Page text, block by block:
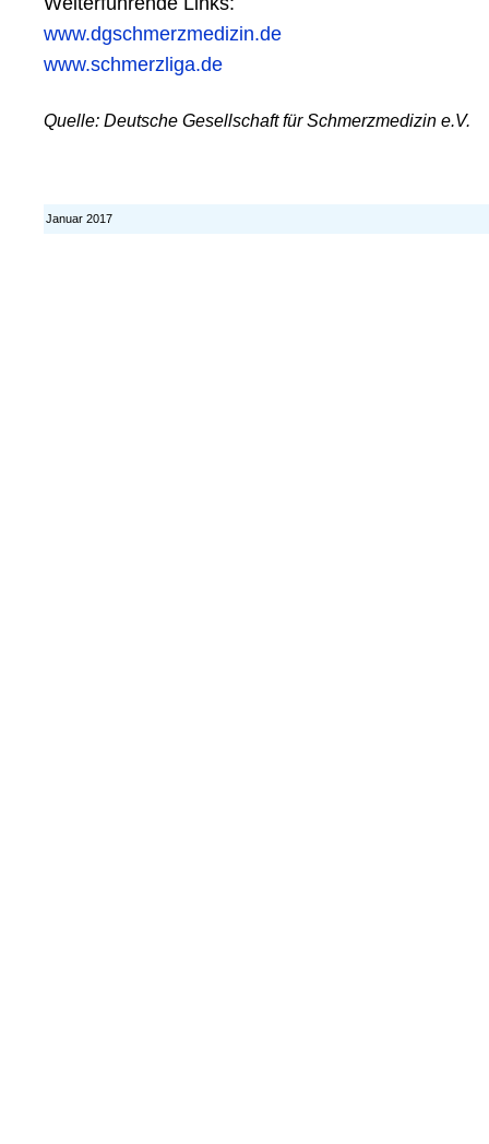
www.dgschmerzmedizin.de
www.schmerzliga.de
Quelle: Deutsche Gesellschaft für Schmerzmedizin e.V.
Januar 2017